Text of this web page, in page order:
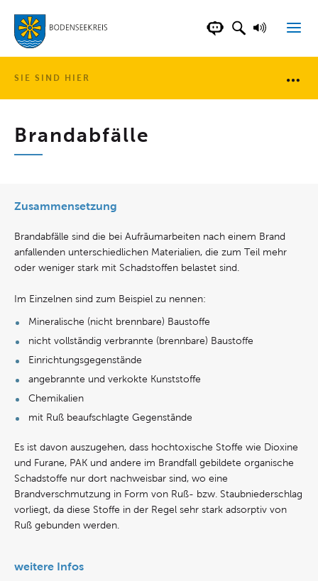
LANDKREISCHATBOT DER
SUCHFELD
SIE SIND HIER
Brandabfälle
Zusammensetzung
Brandabfälle sind die bei Aufräumarbeiten nach einem Brand
anfallenden unterschiedlichen Materialien, die zum Teil mehr
oder weniger stark mit Schadstoffen belastet sind.
Im Einzelnen sind zum Beispiel zu nennen:
Mineralische (nicht brennbare) Baustoffe
nicht vollständig verbrannte (brennbare) Baustoffe
Einrichtungsgegenstände
angebrannte und verkokte Kunststoffe
Chemikalien
mit Ruß beaufschlagte Gegenstände
Es ist davon auszugehen, dass hochtoxische Stoffe wie Dioxine
und Furane, PAK und andere im Brandfall gebildete organische
Schadstoffe nur dort nachweisbar sind, wo eine
Brandverschmutzung in Form von Ruß- bzw. Staubniederschlag
vorliegt, da diese Stoffe in der Regel sehr stark adsorptiv von
Ruß gebunden werden.
weitere Infos